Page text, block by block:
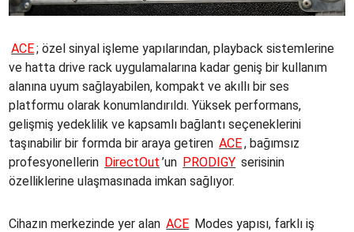
ACE; özel sinyal işleme yapılarından, playback sistemlerine
ve hatta drive rack uygulamalarına kadar geniş bir kullanım
alanına uyum sağlayabilen, kompakt ve akıllı bir ses
platformu olarak konumlandırıldı. Yüksek performans,
gelişmiş yedeklilik ve kapsamlı bağlantı seçeneklerini
taşınabilir bir formda bir araya getiren ACE, bağımsız
profesyonellerin DirectOut ’un PRODIGY serisinin
özelliklerine ulaşmasınada imkan sağlıyor.
Cihazın merkezinde yer alan ACE Modes yapısı, farklı iş